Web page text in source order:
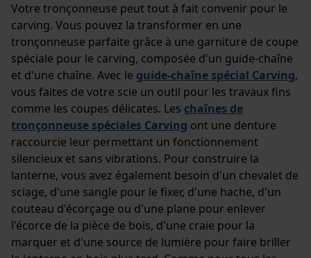
Votre tronçonneuse peut tout à fait convenir pour le
carving. Vous pouvez la transformer en une
tronçonneuse parfaite grâce à une garniture de coupe
spéciale pour le carving, composée d'un guide-chaîne
et d'une chaîne. Avec le guide-chaîne spécial Carving,
vous faites de votre scie un outil pour les travaux fins
comme les coupes délicates. Les chaînes de
tronçonneuse spéciales Carving ont une denture
raccourcie leur permettant un fonctionnement
silencieux et sans vibrations. Pour construire la
lanterne, vous avez également besoin d'un chevalet de
sciage, d'une sangle pour le fixer, d'une hache, d'un
couteau d'écorçage ou d'une plane pour enlever
l'écorce de la pièce de bois, d'une craie pour la
marquer et d'une source de lumière pour faire briller